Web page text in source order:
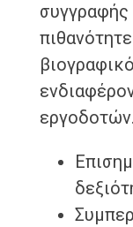
συγγραφής
εργοδοτών.